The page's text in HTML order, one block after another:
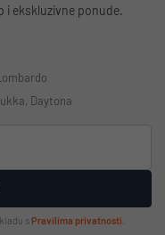
i ekskluzivne ponude.
Daytona
s Pravilima privatnosti